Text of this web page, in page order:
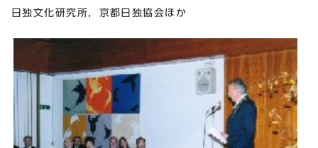
日独文化研究所，京都日独協会ほか